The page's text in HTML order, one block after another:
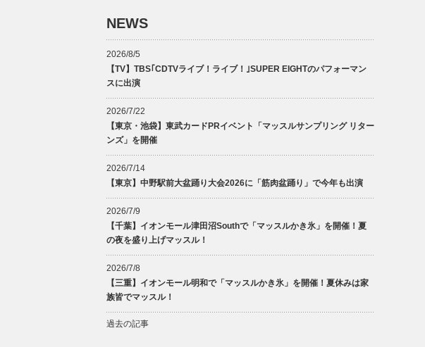
NEWS
2026/8/5
【TV】TBS｢CDTVライブ！ライブ！｣SUPER EIGHTのパフォーマン
スに出演
2026/7/22
【東京・池袋】東武カードPRイベント「マッスルサンプリング リター
ンズ」を開催
2026/7/14
【東京】中野駅前大盆踊り大会2026に「筋肉盆踊り」で今年も出演
2026/7/9
【千葉】イオンモール津田沼Southで「マッスルかき氷」を開催！夏
の夜を盛り上げマッスル！
2026/7/8
【三重】イオンモール明和で「マッスルかき氷」を開催！夏休みは家
族皆でマッスル！
過去の記事